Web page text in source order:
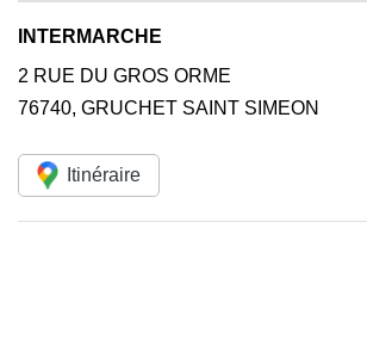
INTERMARCHE
2 RUE DU GROS ORME
76740, GRUCHET SAINT SIMEON
Itinéraire